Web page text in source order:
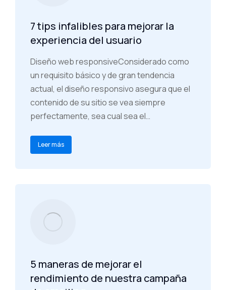
7 tips infalibles para mejorar la
experiencia del usuario
Diseño web responsiveConsiderado como
un requisito básico y de gran tendencia
actual, el diseño responsivo asegura que el
contenido de su sitio se vea siempre
perfectamente, sea cual sea el…
Leer más
5 maneras de mejorar el
rendimiento de nuestra campaña